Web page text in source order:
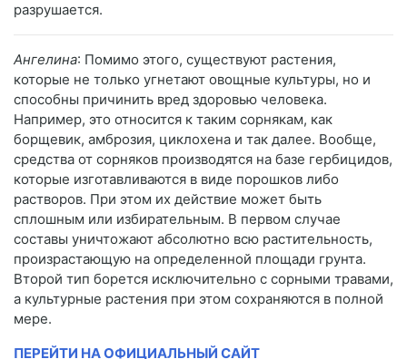
разрушается.
Ангелина: Помимо этого, существуют растения,
которые не только угнетают овощные культуры, но и
способны причинить вред здоровью человека.
Например, это относится к таким сорнякам, как
борщевик, амброзия, циклохена и так далее. Вообще,
средства от сорняков производятся на базе гербицидов,
которые изготавливаются в виде порошков либо
растворов. При этом их действие может быть
сплошным или избирательным. В первом случае
составы уничтожают абсолютно всю растительность,
произрастающую на определенной площади грунта.
Второй тип борется исключительно с сорными травами,
а культурные растения при этом сохраняются в полной
мере.
ПЕРЕЙТИ НА ОФИЦИАЛЬНЫЙ САЙТ